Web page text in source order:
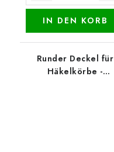
IN DEN KORB
Runder Deckel für
Häkelkörbe -